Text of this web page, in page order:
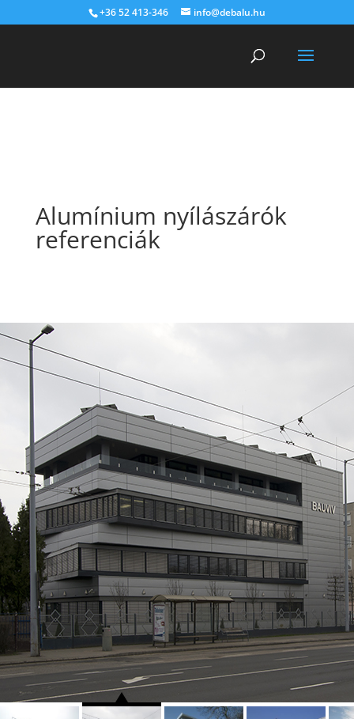
Warning: Constant DISALLOW_FILE_EDIT already defined in
on line
+36 52 413-346 info@debalu.hu
Alumínium nyílászárók
referenciák